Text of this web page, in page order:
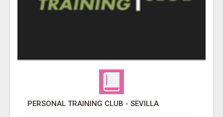
PERSONAL TRAINING CLUB - SEVILLA